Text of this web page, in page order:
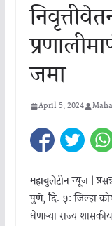
जमा
April 5, 2024
महाबुलेटीन न्यूज |
पुणे, दि. ५:जिल्हा
घेणाऱ्या राज्य